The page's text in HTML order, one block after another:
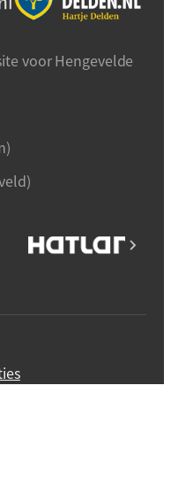
voor Hengevelde